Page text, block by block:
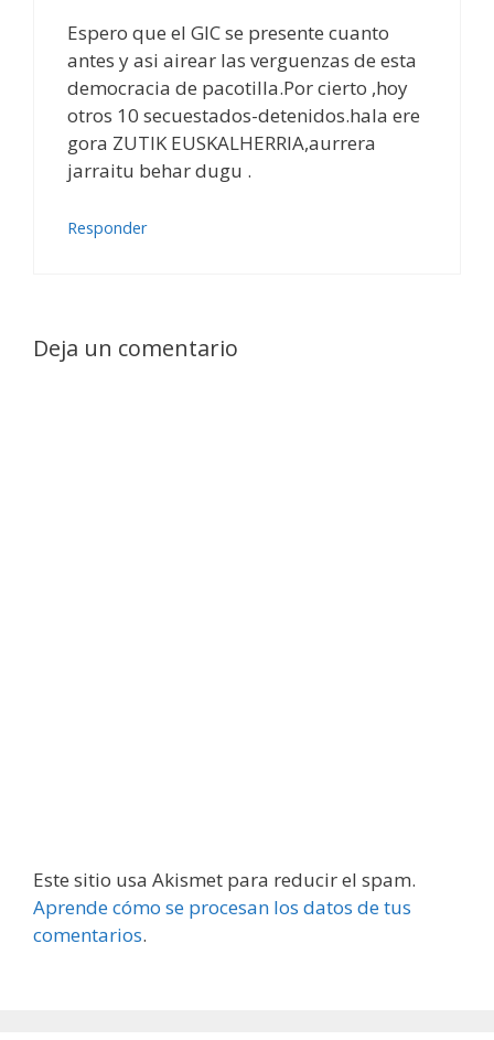
Espero que el GIC se presente cuanto
antes y asi airear las verguenzas de esta
democracia de pacotilla.Por cierto ,hoy
otros 10 secuestados-detenidos.hala ere
gora ZUTIK EUSKALHERRIA,aurrera
jarraitu behar dugu .
Responder
Deja un comentario
Este sitio usa Akismet para reducir el spam.
Aprende cómo se procesan los datos de tus
comentarios.